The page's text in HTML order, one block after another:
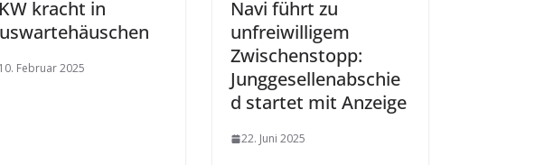
kracht in
10. Februar 2025
Navi führt zu
unfreiwilligem
Zwischenstopp:
Junggesellenabschie
d startet mit Anzeige
22. Juni 2025